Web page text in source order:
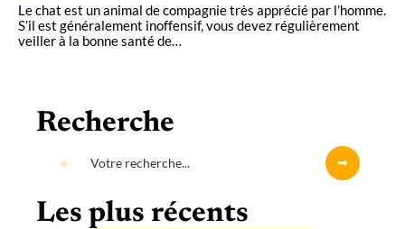
Le chat est un animal de compagnie très apprécié par l’homme.
S’il est généralement inoffensif, vous devez régulièrement
veiller à la bonne santé de…
Recherche
Les plus récents